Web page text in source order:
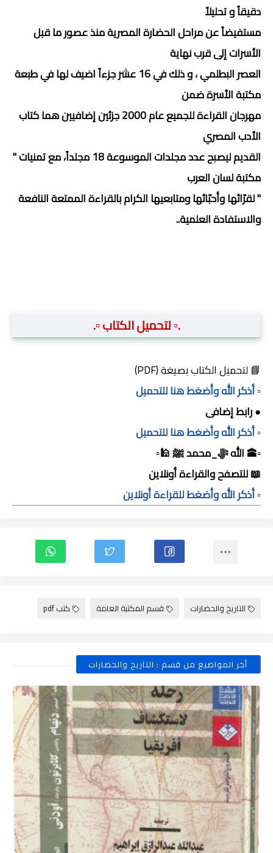
دقيقاً و تحليلاً
مستفيضاً عن مراحل الحضارة المصرية منذ عصور ما قبل
الأسرات إلى قرب نهاية
العصر البطلمي ، و ذلك في 16 عشر جزءاً اضيف لها في طبعة
مكتبة الأسرة ضمن
مهرجان القراءة للجميع عام 2000 جزئين إضافيين هما كتاب
الأدب المصري
القديم ليصبح عدد مجلدات الموسوعة 18 مجلداً، مع تمنيات "
مكتبة لسان العرب
" لقرّائها وأحبّائها ومتابعيها الكرام بالقراءة الممتعة النافعة
والاستفادة العلمية..
.▫️ لتحميل الكتاب ▫️.
📘 لتحميل الكتاب بصيغة (PDF)
▫️ أذكر الله وأضغط هنا للتحميل
● رابط إضافى
▫️ أذكر الله وأضغط هنا للتحميل
▫️🕋 الله ﷻ_محمد ﷺ 🕌▫️
📖 للتصفح والقراءة أونلاين
▫️ أذكر الله وأضغط للقراءة أونلاين
التاريخ والحضارات قسم المكتبة العامة كتب pdf
أخر المواضيع من قسم : التاريخ والحضارات